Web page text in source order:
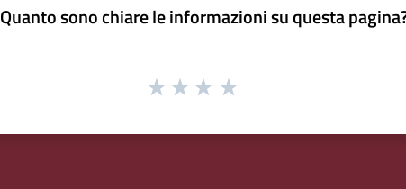
Quanto sono chiare le informazioni su questa